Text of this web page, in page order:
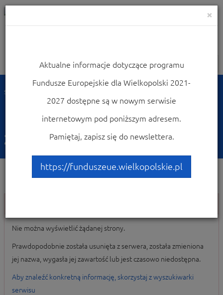
Nawigacja
Strona główna
Nie można wyświetlić
żądanej strony.
Nie można wyświetlić żądanej strony.
Prawdopodobnie została usunięta z serwera, została zmieniona
jej nazwa, wygasła jej zawartość lub jest czasowo niedostępna.
Aby znaleźć konkretną informację, skorzystaj z wyszukiwarki
serwisu
×
Aktualne informacje dotyczące programu
Fundusze Europejskie dla Wielkopolski 2021-
2027 dostępne są w nowym serwisie
internetowym pod poniższym adresem.
Pamiętaj, zapisz się do newslettera.
https://funduszeue.wielkopolskie.pl